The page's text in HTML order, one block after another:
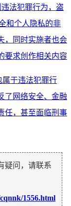
法犯罪行为，盗
和个人隐私的非
，同时实施者也会
要求创作相关内容
属于违法犯罪行
了网络安全、金融
任，甚至面临刑事
疑问，请联系
1556.html